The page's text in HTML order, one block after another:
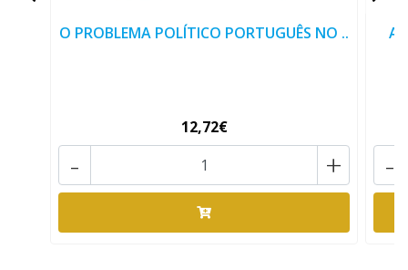
O PROBLEMA POLÍTICO PORTUGUÊS NO ..
12,72€
+
- -